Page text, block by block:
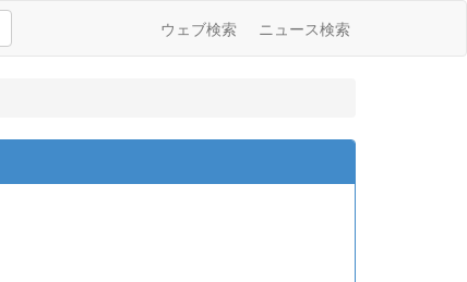
ウェブ検索 ニュース検索